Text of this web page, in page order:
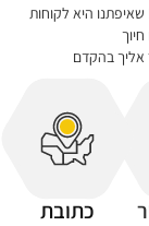
שאיפתנו היא לקוחות
אליך בהקדם
כתובת